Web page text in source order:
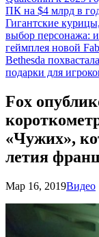
ПК на $4 млрд в
Гигантские
выбор персонажа:
геймплея новой
Bethesda
подарки для
Fox
«Чужих»,
летия
Мар 16, 2019Видео